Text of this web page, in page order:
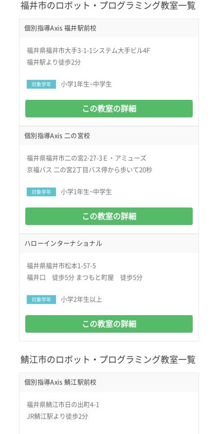
福井市のロボット・プログラミング教室一覧
個別指導Axis 福井駅前校
福井県福井市大手3-1-1システム大手ビル4F
福井駅より徒歩2分
対象学年 小学1年生~中学生
この教室の詳細
個別指導Axis 二の宮校
福井県福井市二の宮2-27-3Ｅ・アミューズ
京福バス 二の宮2丁目バス停から歩いて20秒
対象学年 小学1年生~中学生
この教室の詳細
ハローインターナショナル
福井県福井市松本1-57-5
福井口 徒歩5分 まつもと町屋 徒歩5分
対象学年 小学2年生以上
この教室の詳細
鯖江市のロボット・プログラミング教室一覧
個別指導Axis 鯖江駅前校
福井県鯖江市日の出町4-1
JR鯖江駅より徒歩2分